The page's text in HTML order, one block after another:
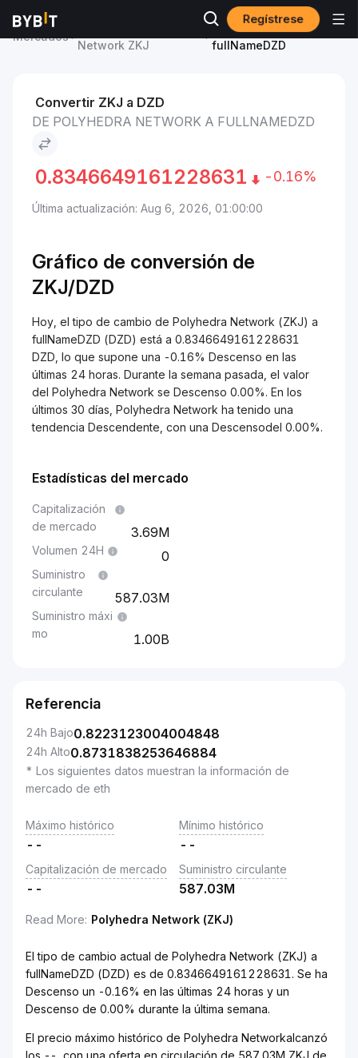
Regístrese
Mercados
Network ZKJ
Polyhedra Network to
fullNameDZD
Convertir ZKJ a DZD
DE POLYHEDRA NETWORK A FULLNAMEDZD
0.8346649161228631 -0.16%
Última actualización: Aug 6, 2026, 01:00:00
Gráfico de conversión de
ZKJ/DZD
Hoy, el tipo de cambio de Polyhedra Network (ZKJ) a
fullNameDZD (DZD) está a 0.8346649161228631
DZD, lo que supone una -0.16% Descenso en las
últimas 24 horas. Durante la semana pasada, el valor
del Polyhedra Network se Descenso 0.00%. En los
últimos 30 días, Polyhedra Network ha tenido una
tendencia Descendente, con una Descensodel 0.00%.
Estadísticas del mercado
Capitalización
de mercado
3.69M
Volumen 24H 0
Suministro
circulante
587.03M
Suministro máxi
mo
1.00B
Referencia
24h Bajo0.8223123004004848
24h Alto0.8731838253646884
* Los siguientes datos muestran la información de
mercado de eth
Máximo histórico
--
Mínimo histórico
--
Capitalización de mercado
--
Suministro circulante
587.03M
Read More: Polyhedra Network (ZKJ)
El tipo de cambio actual de Polyhedra Network (ZKJ) a
fullNameDZD (DZD) es de 0.8346649161228631. Se ha
Descenso un -0.16% en las últimas 24 horas y un
Descenso de 0.00% durante la última semana.
El precio máximo histórico de Polyhedra Networkalcanzó
los --, con una oferta en circulación de 587.03M ZKJ de